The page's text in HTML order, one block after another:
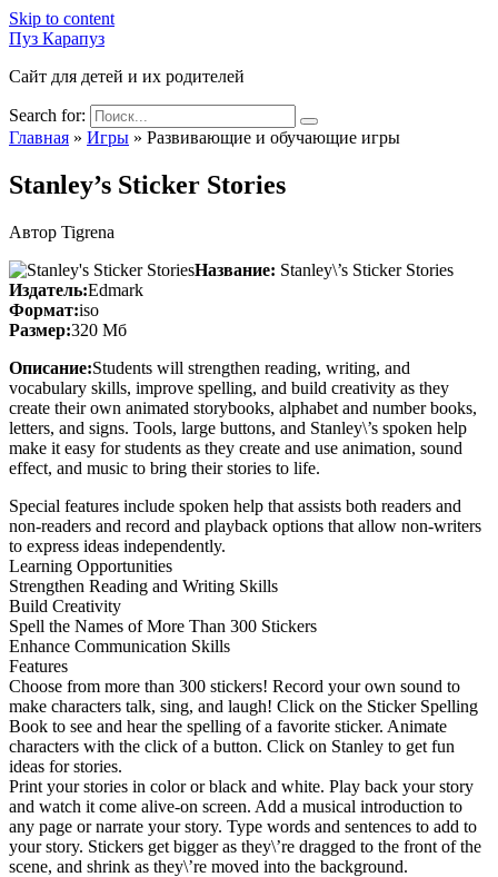
Skip to content
Пуз Карапуз
Сайт для детей и их родителей
Search for:
Главная » Игры » Развивающие и обучающие игры
Stanley’s Sticker Stories
Автор Tigrena
Название: Stanley\’s Sticker Stories
Издатель:Edmark
Формат:iso
Размер:320 Мб
Описание:Students will strengthen reading, writing, and
vocabulary skills, improve spelling, and build creativity as they
create their own animated storybooks, alphabet and number books,
letters, and signs. Tools, large buttons, and Stanley\’s spoken help
make it easy for students as they create and use animation, sound
effect, and music to bring their stories to life.
Special features include spoken help that assists both readers and
non-readers and record and playback options that allow non-writers
to express ideas independently.
Learning Opportunities
Strengthen Reading and Writing Skills
Build Creativity
Spell the Names of More Than 300 Stickers
Enhance Communication Skills
Features
Choose from more than 300 stickers! Record your own sound to
make characters talk, sing, and laugh! Click on the Sticker Spelling
Book to see and hear the spelling of a favorite sticker. Animate
characters with the click of a button. Click on Stanley to get fun
ideas for stories.
Print your stories in color or black and white. Play back your story
and watch it come alive-on screen. Add a musical introduction to
any page or narrate your story. Type words and sentences to add to
your story. Stickers get bigger as they\’re dragged to the front of the
scene, and shrink as they\’re moved into the background.